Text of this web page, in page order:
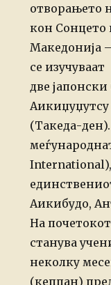
отворањето
кон Сонцето
Македонија
се изучуваат
две
Аикиџуџутсу
(Такеда-
Аикибудо,
На
станува
неколку
(кеппан)